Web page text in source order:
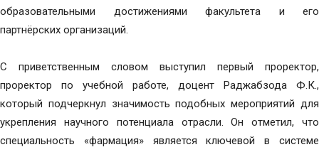
образовательными достижениями факультета и его
партнёрских организаций.
С приветственным словом выступил первый проректор,
проректор по учебной работе, доцент Раджабзода Ф.К.,
который подчеркнул значимость подобных мероприятий для
укрепления научного потенциала отрасли. Он отметил, что
специальность «фармация» является ключевой в системе